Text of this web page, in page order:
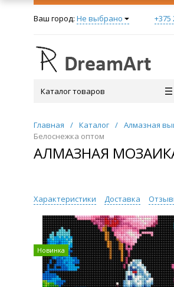
Ваш город: Не выбрано +375
Каталог товаров
Главная / Каталог / Алмазная
Белоснежка оптом
АЛМАЗНАЯ
Характеристики Доставка
Новинка